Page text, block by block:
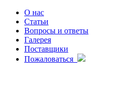
О нас
Статьи
Вопросы и ответы
Галерея
Поставщики
Пожаловаться